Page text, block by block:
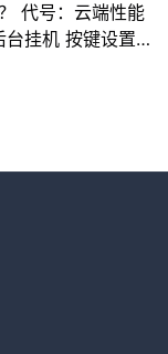
代号：云端性能
挂机 按键设置